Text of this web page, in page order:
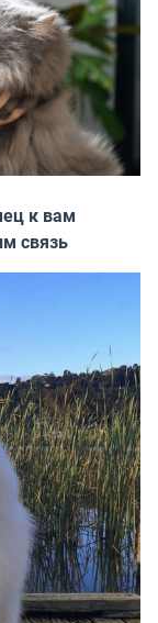
к вам
связь